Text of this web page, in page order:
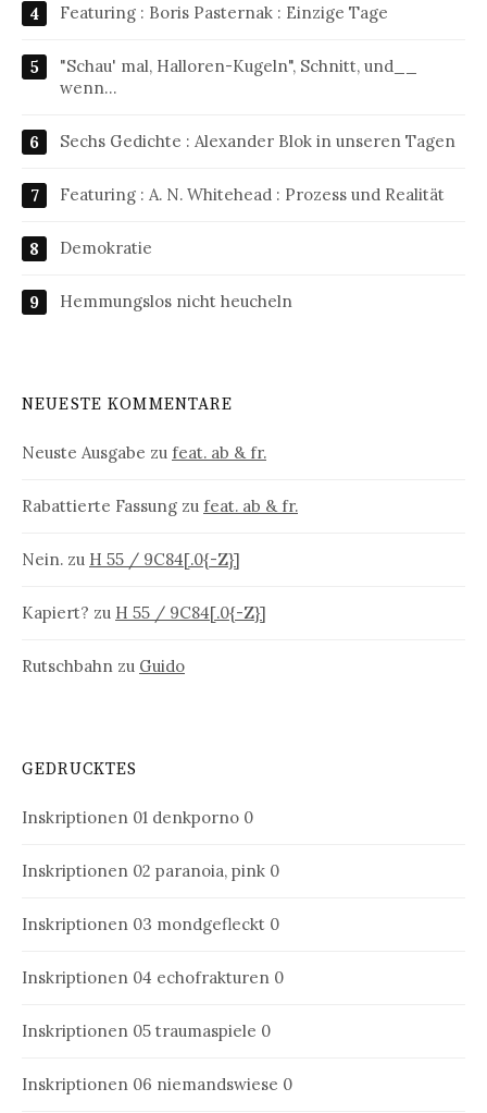
Featuring : Boris Pasternak : Einzige Tage
"Schau' mal, Halloren-Kugeln", Schnitt, und__
wenn…
Sechs Gedichte : Alexander Blok in unseren Tagen
Featuring : A. N. Whitehead : Prozess und Realität
Demokratie
Hemmungslos nicht heucheln
NEUESTE KOMMENTARE
Neuste Ausgabe zu feat. ab & fr.
Rabattierte Fassung zu feat. ab & fr.
Nein. zu H 55 / 9C84[.0{-Z}]
Kapiert? zu H 55 / 9C84[.0{-Z}]
Rutschbahn zu Guido
GEDRUCKTES
Inskriptionen 01 denkporno 0
Inskriptionen 02 paranoia, pink 0
Inskriptionen 03 mondgefleckt 0
Inskriptionen 04 echofrakturen 0
Inskriptionen 05 traumaspiele 0
Inskriptionen 06 niemandswiese 0